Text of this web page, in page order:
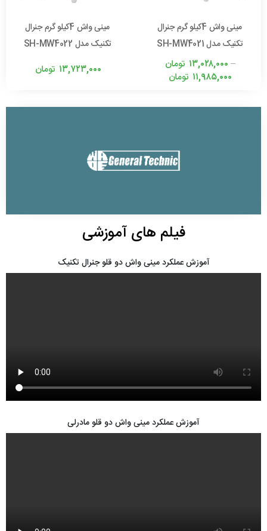
مینی واش 4کیلو گرم جنرال
تکنیک مدل SH-MW4021
تومان ۱۳,۰۲۸,۰۰۰ –
تومان ۱۱,۹۸۵,۰۰۰
مینی واش 4کیلو گرم جنرال
تکنیک مدل SH-MW4022
تومان ۱۳,۷۲۳,۰۰۰
فیلم های آموزشی
آموزش عملکرد مینی واش دو قلو جنرال تکنیک
آموزش عملکرد مینی واش دو قلو مادرلی